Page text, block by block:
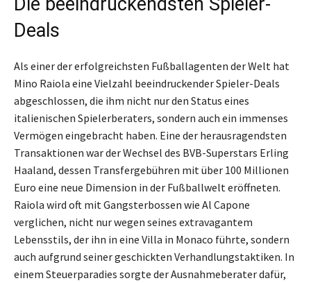
Deals
Als einer der erfolgreichsten Fußballagenten der Welt hat
Mino Raiola eine Vielzahl beeindruckender Spieler-Deals
abgeschlossen, die ihm nicht nur den Status eines
italienischen Spielerberaters, sondern auch ein immenses
Vermögen eingebracht haben. Eine der herausragendsten
Transaktionen war der Wechsel des BVB-Superstars Erling
Haaland, dessen Transfergebühren mit über 100 Millionen
Euro eine neue Dimension in der Fußballwelt eröffneten.
Raiola wird oft mit Gangsterbossen wie Al Capone
verglichen, nicht nur wegen seines extravagantem
Lebensstils, der ihn in eine Villa in Monaco führte, sondern
auch aufgrund seiner geschickten Verhandlungstaktiken. In
einem Steuerparadies sorgte der Ausnahmeberater dafür,